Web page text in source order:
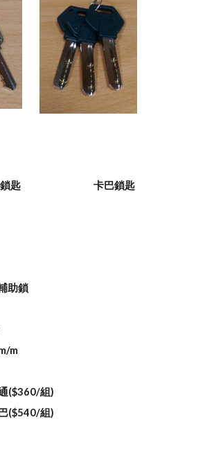
一般鎖匙
卡巴鎖匙
助鎖
m
($360/組)
($540/組)